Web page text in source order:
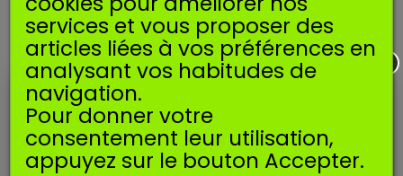
KITS MEMBRANES BING
services et vous proposer des
articles liées à vos préférences en
analysant vos habitudes de
navigation.
Pour donner votre
consentement leur utilisation,
appuyez sur le bouton Accepter.